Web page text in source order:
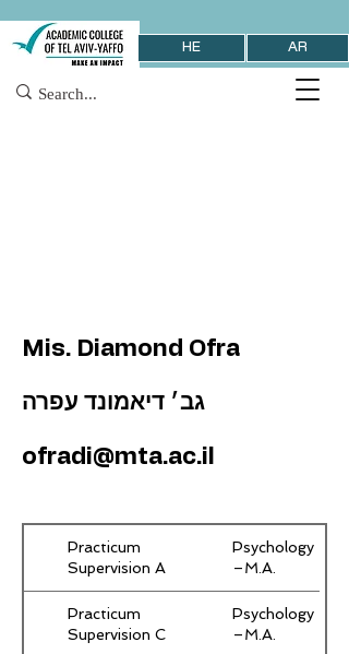
HE AR
Mis. Diamond Ofra
גב׳ דיאמונד עפרה
ofradi@mta.ac.il
Practicum
Supervision A
Psychology
–M.A.
Practicum
Supervision C
Psychology
–M.A.